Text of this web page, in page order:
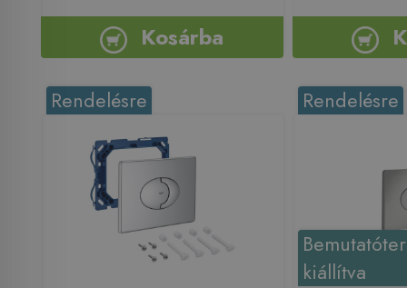
Kosárba
Rendelésre
kiállítva
Rendelésre